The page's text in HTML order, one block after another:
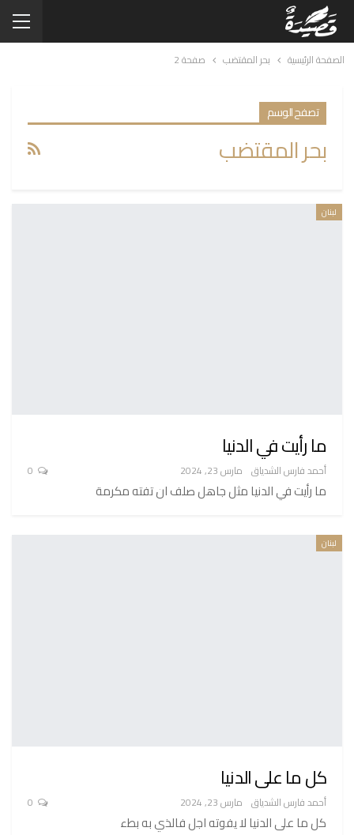
الصفحة الرئيسية بحر المقتضب صفحة 2
تصفح الوسم
بحر المقتضب
لبنان
ما رأيت في الدنيا
أحمد فارس الشدياق مارس 23, 2024
ما رأيت في الدنيا مثل جاهل صلف ان تفته مكرمة
لبنان
كل ما على الدنيا
أحمد فارس الشدياق مارس 23, 2024
كل ما على الدنيا لا يفوته اجل فالذي به بطء